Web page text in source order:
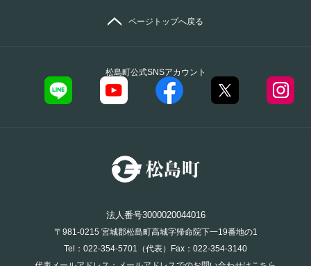
松島町公式SNSアカウント
ページトップへ戻る
法人番号3000020044016
〒981-0215 宮城郡松島町高城字帰命院下一19番地の1
Tel：022-354-5701（代表）Fax：022-354-3140